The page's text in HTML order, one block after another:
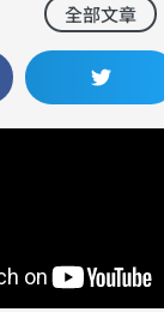
全部文章